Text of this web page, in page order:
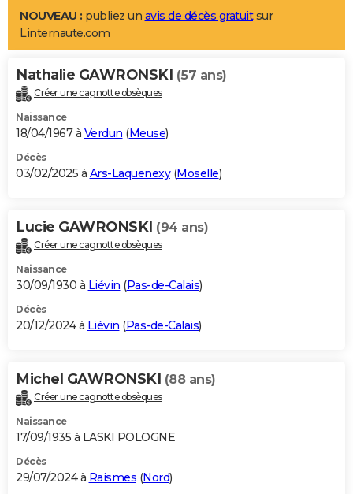
LIFESTYLE
Art de vivre
Bien-être
Loisirs
Mode
Modes de vie
Alimentation
Guide de la santé
Maladies
Médicaments
Sommeil
VOYAGE
Destinations
City break
Voyage nature
Voyage de noces
Forum
Climat
+PHOTO
GUIDES D'ACHAT
BONS PLANS
Carte de Noël
Carte Bonne année
Carte Saint-Valentin
Carte Pâques
Carte d'anniversaire
DICTIONNAIRE
Dictionnaire
Biographies
Citations
Expressions
Proverbes
PROGRAMME TV
S'inscrire
Se connecter
Lycées
Collèges
Primaires
Universités
Entreprises
Service militaire
Avis de recherche
AVIS DE DÉCÈS
Bricolage
Lifestyle
Culture
Sport
Auto
Television
Voyage
Cinema
NOUVEAU : publiez un avis de décès gratuitsur
Linternaute.com
Nathalie GAWRONSKI (57 ans)
Créer une cagnotte obsèques
Naissance
18/04/1967 à Verdun (Meuse)
Décès
03/02/2025 à Ars-Laquenexy(Moselle)
Lucie GAWRONSKI (94 ans)
Créer une cagnotte obsèques
Naissance
30/09/1930 à Liévin (Pas-de-Calais)
Décès
20/12/2024 à Liévin (Pas-de-Calais)
Michel GAWRONSKI (88 ans)
Créer une cagnotte obsèques
Naissance
17/09/1935 à LASKI POLOGNE
Décès
29/07/2024 à Raismes (Nord)